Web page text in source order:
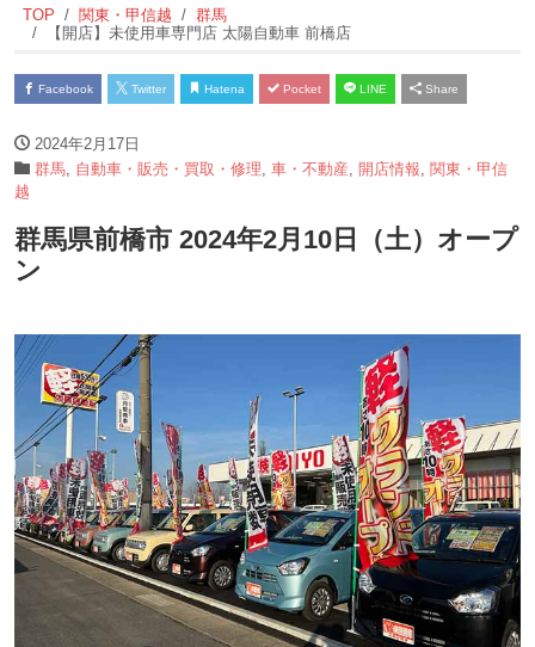
TOP 関東・甲信越
群馬
【開店】未使用車専門店 太陽自動車 前橋店
Facebook Twitter Hatena Pocket LINE Share
2024年2月17日
群馬 自動車・販売・買取・修理 車・不動産 開店情報 関東・甲信
越
群馬県前橋市 2024年2月10日（土）オープ
ン